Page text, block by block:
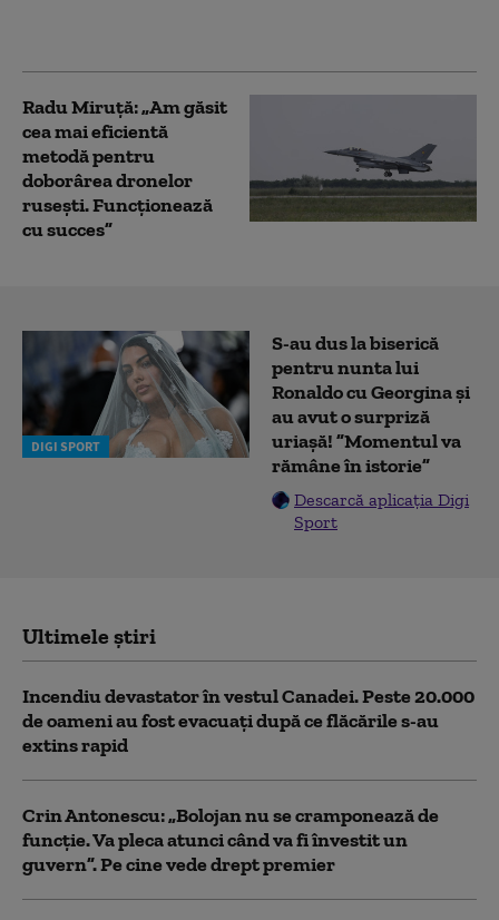
Radu Miruță: „Am găsit
cea mai eficientă
metodă pentru
doborârea dronelor
rusești. Funcționează
cu succes”
DIGI SPORT
S-au dus la biserică
pentru nunta lui
Ronaldo cu Georgina și
au avut o surpriză
uriașă! ”Momentul va
rămâne în istorie”
Descarcă aplicația Digi
Sport
Ultimele știri
Incendiu devastator în vestul Canadei. Peste 20.000
de oameni au fost evacuați după ce flăcările s-au
extins rapid
Crin Antonescu: „Bolojan nu se cramponează de
funcție. Va pleca atunci când va fi învestit un
guvern”. Pe cine vede drept premier